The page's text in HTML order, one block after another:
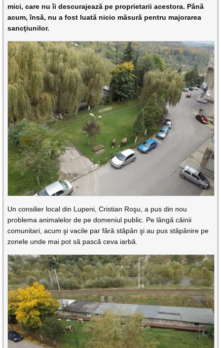
mici, care nu îi descurajează pe proprietarii acestora. Până
acum, însă, nu a fost luată nicio măsură pentru majorarea
sancţiunilor.
Un consilier local din Lupeni, Cristian Roşu, a pus din nou
problema animalelor de pe domeniul public. Pe lângă câinii
comunitari, acum şi vacile par fără stăpân şi au pus stăpânire pe
zonele unde mai pot să pască ceva iarbă.